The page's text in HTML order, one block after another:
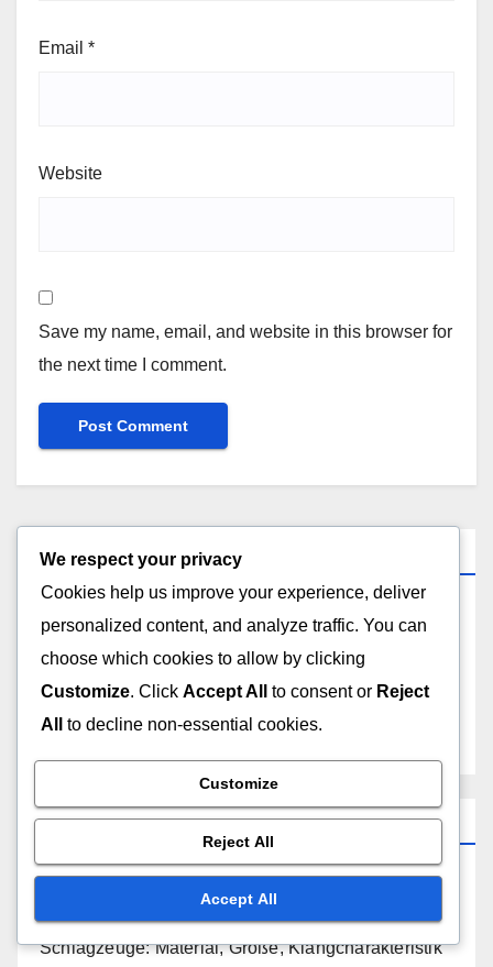
Email *
Website
Save my name, email, and website in this browser for
the next time I comment.
Links
Get in Touch
Recent Posts
Zithern: Saitenanzahl, Klang, Spieltechnik
Schlagzeuge: Material, Größe, Klangcharakteristik
We respect your privacy
Cookies help us improve your experience, deliver
personalized content, and analyze traffic. You can
choose which cookies to allow by clicking
Customize. Click Accept All to consent or Reject
All
to decline non-essential cookies.
Customize
Reject All
Accept All